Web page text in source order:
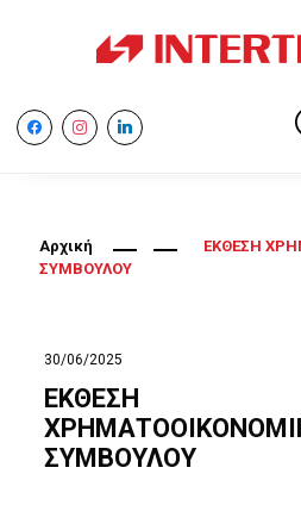
facebookinstagramlinkedin
Αρχική
ΕΚΘΕΣΗ
ΣΥΜΒΟΥΛΟΥ
30/06/2025
ΕΚΘΕΣΗ
ΣΥΜΒΟΥΛΟΥ